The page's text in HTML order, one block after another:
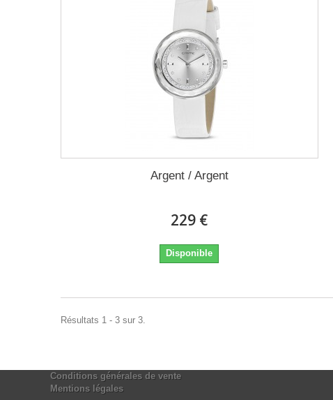
Argent / Argent
229 €
Disponible
Résultats 1 - 3 sur 3.
Conditions générales de vente
Mentions légales